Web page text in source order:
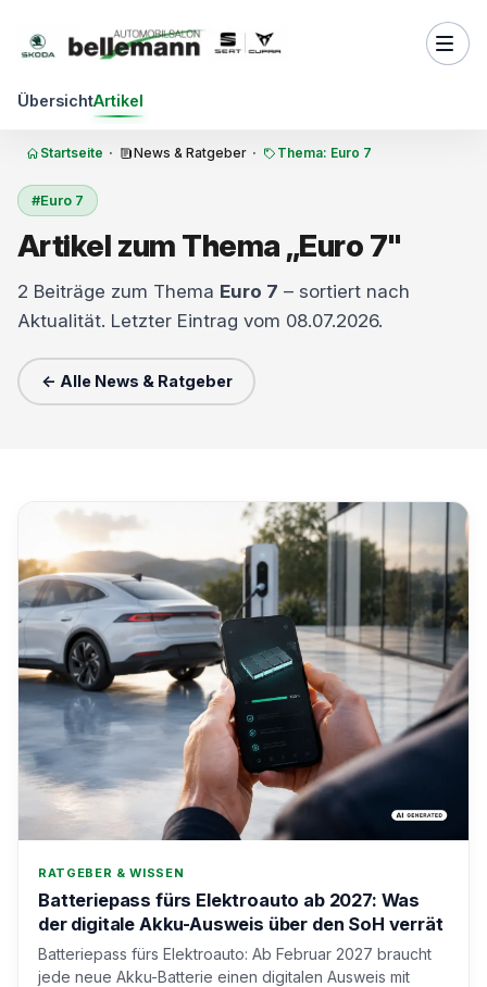
ÜbersichtArtikel
Startseite · News & Ratgeber · Thema: Euro 7
#Euro 7
Artikel zum Thema „Euro 7"
2 Beiträge zum Thema Euro 7 – sortiert nach
Aktualität. Letzter Eintrag vom 08.07.2026.
← Alle News & Ratgeber
RATGEBER & WISSEN
Batteriepass fürs Elektroauto ab 2027: Was
der digitale Akku-Ausweis über den SoH verrät
Batteriepass fürs Elektroauto: Ab Februar 2027 braucht
jede neue Akku-Batterie einen digitalen Ausweis mit